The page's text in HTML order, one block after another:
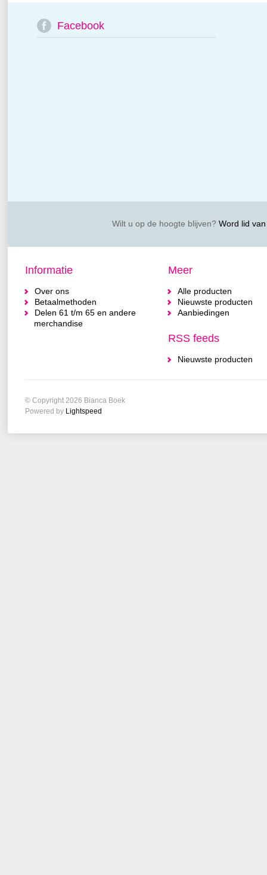
Facebook
Wilt u op de hoogte blijven?Word lid van
Informatie
Over ons
Betaalmethoden
Delen 61 t/m 65 en andere
merchandise
Meer
Alle producten
Nieuwste producten
Aanbiedingen
RSS feeds
Nieuwste producten
© Copyright 2026 Bianca Boek
Powered by Lightspeed